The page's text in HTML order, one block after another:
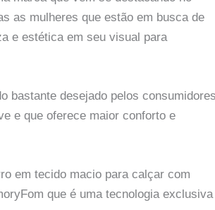
as mulheres que estão em busca de
e estética em seu visual para
bastante desejado pelos
e que oferece maior conforto e
em tecido macio para calçar com
que é uma tecnologia exclusiva